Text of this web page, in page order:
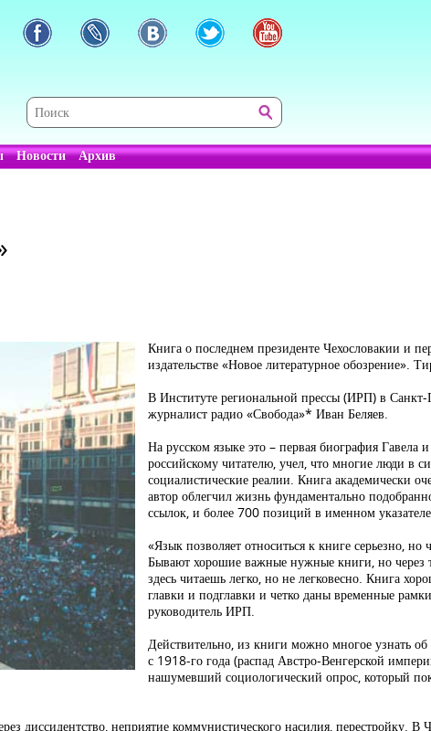
Новости Архив
Книга о последнем президенте Чехословакии и
издательстве «Новое литературное обозрение».
В Институте региональной прессы (ИРП) в Санкт-
журналист радио «Свобода»* Иван Беляев.
На русском языке это – первая биография Гавела
российскому читателю, учел, что многие люди в
социалистические реалии. Книга академически
автор облегчил жизнь фундаментально
ссылок, и более 700 позиций в именном
«Язык позволяет относиться к книге серьезно,
Бывают хорошие важные нужные книги, но через
здесь читаешь легко, но не легковесно. Книга
главки и подглавки и четко даны временные
руководитель ИРП.
Действительно, из книги можно многое узнать
с 1918-го года (распад Австро-Венгерской
нашумевший социологический опрос, который
диссидентство, неприятие коммунистического насилия, перестройку.